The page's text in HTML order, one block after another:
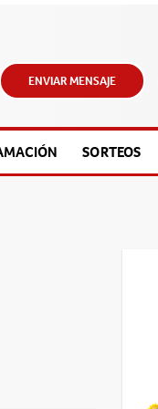
ENVIAR MENSAJE
SORTEOS